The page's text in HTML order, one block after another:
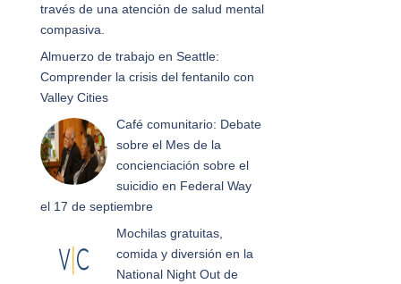
través de una atención de salud mental
compasiva.
Almuerzo de trabajo en Seattle:
Comprender la crisis del fentanilo con
Valley Cities
Café comunitario: Debate
sobre el Mes de la
concienciación sobre el
suicidio en Federal Way
el 17 de septiembre
Mochilas gratuitas,
comida y diversión en la
National Night Out de